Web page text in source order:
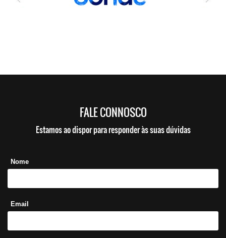
FALE CONNOSCO
Estamos ao dispor para responder às suas dúvidas
Nome
Email